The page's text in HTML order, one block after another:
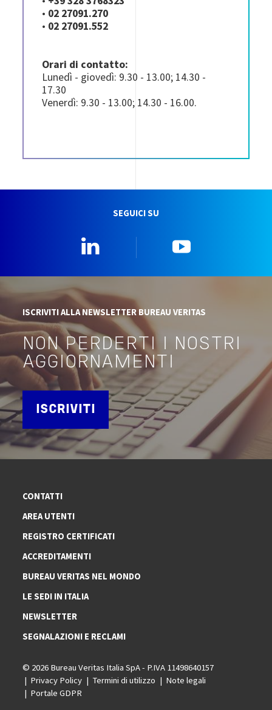
• 02 27091.270
• 02 27091.552
Orari di contatto:
Lunedì - giovedì: 9.30 - 13.00; 14.30 -
17.30
Venerdì: 9.30 - 13.00; 14.30 - 16.00.
SEGUICI SU
ISCRIVITI ALLA NEWSLETTER BUREAU VERITAS
NON PERDERTI I NOSTRI
AGGIORNAMENTI
ISCRIVITI
CONTATTI
AREA UTENTI
REGISTRO CERTIFICATI
ACCREDITAMENTI
BUREAU VERITAS NEL MONDO
LE SEDI IN ITALIA
NEWSLETTER
SEGNALAZIONI E RECLAMI
© 2026 Bureau Veritas Italia SpA - P.IVA 11498640157
Privacy Policy
Termini di utilizzo
Note legali
Portale GDPR